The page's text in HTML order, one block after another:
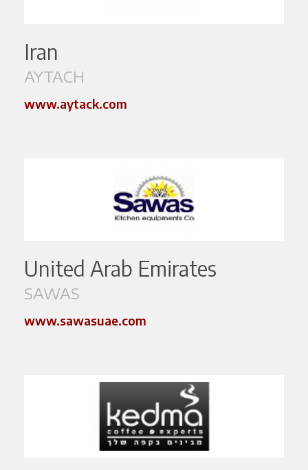
Iran
AYTACH
www.aytack.com
United Arab Emirates
SAWAS
www.sawasuae.com